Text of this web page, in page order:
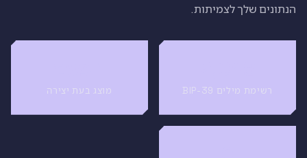
הנתונים שלך לצמיתות.
רשימת מילים BIP-39 מוצג בעת יצירה